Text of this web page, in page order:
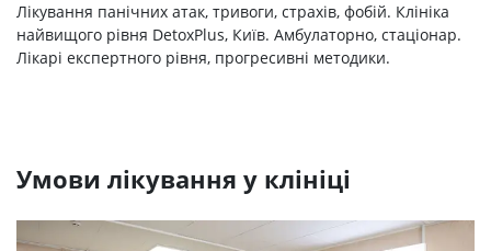
Лікування панічних атак, тривоги, страхів, фобій. Клініка
найвищого рівня DetoxPlus, Київ. Амбулаторно, стаціонар.
Лікарі експертного рівня, прогресивні методики.
Умови лікування у клініці